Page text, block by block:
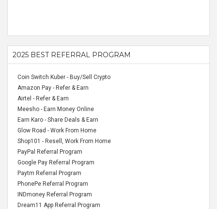
2025 BEST REFERRAL PROGRAM
Coin Switch Kuber - Buy/Sell Crypto
Amazon Pay - Refer & Earn
Airtel - Refer & Earn
Meesho - Earn Money Online
Earn Karo - Share Deals & Earn
Glow Road - Work From Home
Shop101 - Resell, Work From Home
PayPal Referral Program
Google Pay Referral Program
Paytm Referral Program
PhonePe Referral Program
INDmoney Referral Program
Dream11 App Referral Program